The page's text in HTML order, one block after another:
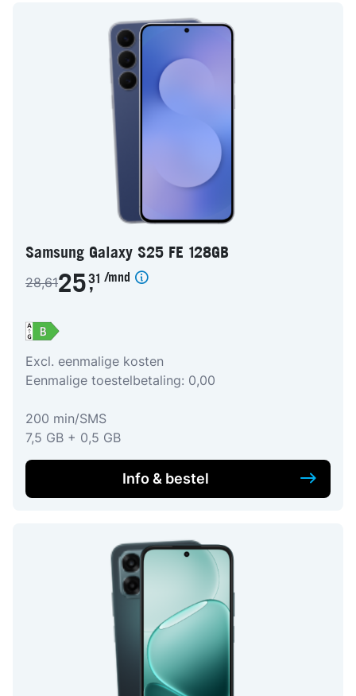
Samsung Galaxy S25 FE 128GB
28,6125,
31 /mnd
Excl. eenmalige kosten
Eenmalige toestelbetaling: 0,00
200 min/SMS
7,5 GB + 0,5 GB
Info & bestel